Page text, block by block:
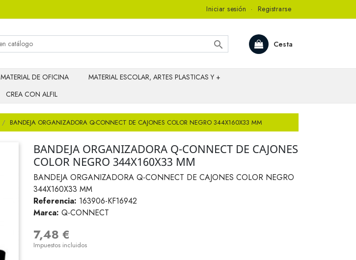
Iniciar sesión · Registrarse
Cesta

MATERIAL DE OFICINA
MATERIAL ESCOLAR, ARTES PLASTICAS Y +
CREA CON ALFIL
BANDEJA ORGANIZADORA Q-CONNECT DE CAJONES COLOR NEGRO 344X160X33 MM
BANDEJA ORGANIZADORA Q-CONNECT DE CAJONES
COLOR NEGRO 344X160X33 MM
BANDEJA ORGANIZADORA Q-CONNECT DE CAJONES COLOR NEGRO
344X160X33 MM
Referencia: 163906-KF16942
Marca: Q-CONNECT
7,48 €
Impuestos incluidos